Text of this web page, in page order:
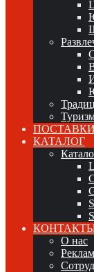
КАТАЛОГ
О нас